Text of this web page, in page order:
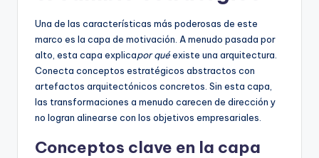
Una de las características más poderosas de este
marco es la capa de motivación. A menudo pasada por
alto, esta capa explicapor quéexiste una arquitectura.
Conecta conceptos estratégicos abstractos con
artefactos arquitectónicos concretos. Sin esta capa,
las transformaciones a menudo carecen de dirección y
no logran alinearse con los objetivos empresariales.
Conceptos clave en la capa